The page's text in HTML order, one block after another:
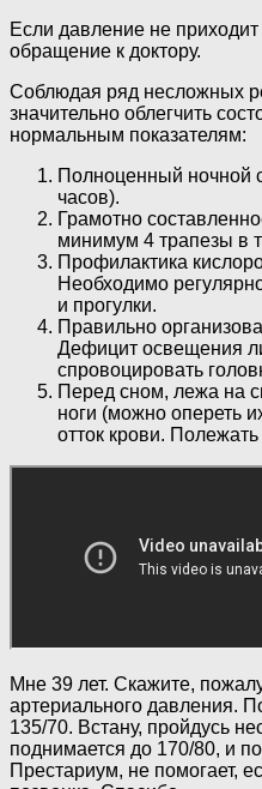
Если давление не
обращение к доктору.
Соблюдая ряд несложных
значительно облегчить
нормальным показателям:
Полноценный ночной
часов).
Грамотно
минимум 4 трапезы в
Профилактика
Необходимо
и прогулки.
Правильно
Дефицит освещения
спровоцировать
Перед сном, лежа на
ноги (можно опереть
отток крови. Полежать
Мне 39 лет. Скажите,
артериального давления.
135/70. Встану, пройдусь
поднимается до 170/80, и
Престариум, не помогает,